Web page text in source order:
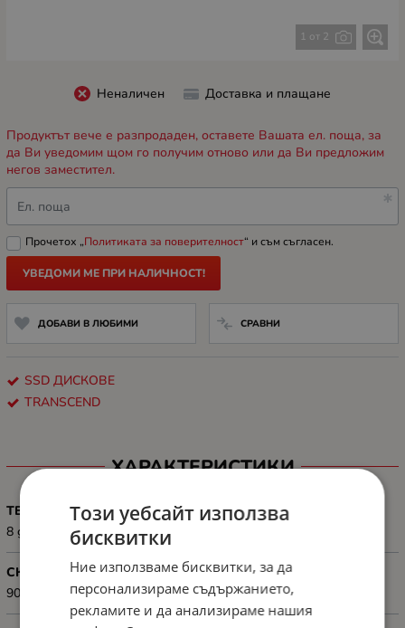
1 от 2
Неналичен Доставка и плащане
Продуктът вече е разпродаден, оставете Вашата ел. поща, за
да Ви уведомим щом го получим отново или да Ви предложим
негов заместител.
Ел. поща
Прочетох „Политиката за поверителност“ и съм съгласен.
УВЕДОМИ МЕ ПРИ НАЛИЧНОСТ!
ДОБАВИ В ЛЮБИМИ СРАВНИ
SSD ДИСКОВЕ
TRANSCEND
ХАРАКТЕРИСТИКИ
ТЕГЛО, G
8 g
СКОРОСТ ПРИ ЗАПИС (MB/S)
900 MB/s
Този уебсайт използва
бисквитки
Ние използваме бисквитки, за да
персонализираме съдържанието,
рекламите и да анализираме нашия